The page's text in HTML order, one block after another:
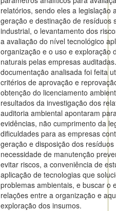
relatórios, sendo eles a legislação
geração e destinação de resíduos
industrial, o levantamento dos
a avaliação do nível tecnológico
organização e o uso e exploração
naturais pelas empresas
documentação analisada foi feita
critérios de aprovação e
obtenção do licenciamento
resultados da investigação dos
auditoria ambiental apontaram
evidências, não cumprimento da
dificuldades para as empresas
geração e disposição dos
necessidade de manutenção
evitar riscos, a conveniência de
aplicação de tecnologias que
problemas ambientais, e buscar o
relações entre a organização e
exploração dos insumos.